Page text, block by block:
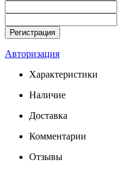
Авторизация
Характеристики
Наличие
Доставка
Комментарии
Отзывы